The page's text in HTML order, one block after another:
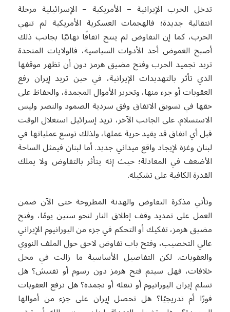
تدخل الحرب الإيرانية – الأمريكية – الإسرائيلية مرحلة
انتقالية جديدة؛ فالهجمات العسكرية الأمريكية لم تنهي
الحرب، كما إن التفاوض لم ينتج اتفاقًا نهائيًا بجانب ذلك
أصبح الغموض أحد الأدوات السياسية، فالولايات المتحدة
تريد تجميد الحرب وفتح مضيق هرمز دون أن تظهر موقفها
الذي تأثر بالتهديدات الإيرانية، في حين تريد إيران رفع
العقوبات أو جزء منها، وتحرير الأموال المجمدة، والحفاظ على
حقها في تسويق الاتفاق وفق سردية الصمود والنصر وليس
الاستسلام. على الجانب الآخر، تريد إسرائيل استغلال الوقت
قبل أي اتفاق قد يقيد حرية عملها، ولذلك توسع عملياتها في
لبنان وغزة لإيجاد واقع ميداني جديد. أما لبنان فيمثل الساحة
الأضعف في المعادلة؛ حيث إنه يتأثر بالتفاوض ولا يملك
القدرة الكافية على تشكيله.
وتأتي مذكرة التفاوض والهدنة المطروحة حتى الآن ضمن
العمل على تمديد وقف إطلاق النار لنحو ستين يومًا، وفتح
مضيق هرمز، تفكيك أو التحكم في جزء من اليورانيوم الإيراني
عالي التخصيب، وفتح باب تفاوض لاحق حول الملف النووي
والعقوبات. لكن التفاصيل الأساسية ما زالت في محل
خلافات، فهل سيتم فتح هرمز دون رسوم أو تفتيش؟ هل
تسلم إيران اليورانيوم أو تنقله أو تجمده؟ هل ترفع العقوبات
فورًا أم تدريجيًا؟ هل تحصل إيران على جزء من أموالها